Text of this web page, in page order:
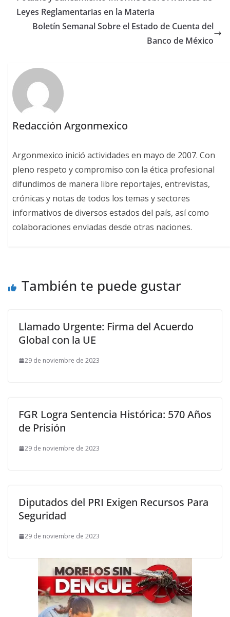
Leyes Reglamentarias en la Materia
Boletín Semanal Sobre el Estado de Cuenta del
Banco de México
Redacción Argonmexico
Argonmexico inició actividades en mayo de 2007. Con
pleno respeto y compromiso con la ética profesional
difundimos de manera libre reportajes, entrevistas,
crónicas y notas de todos los temas y sectores
informativos de diversos estados del país, así como
colaboraciones enviadas desde otras naciones.
También te puede gustar
Llamado Urgente: Firma del Acuerdo
Global con la UE
29 de noviembre de 2023
FGR Logra Sentencia Histórica: 570 Años
de Prisión
29 de noviembre de 2023
Diputados del PRI Exigen Recursos Para
Seguridad
29 de noviembre de 2023